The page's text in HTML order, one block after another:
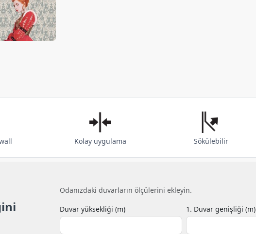
Kolay uygulama Sökülebilir
Odanızdaki duvarların ölçülerini ekleyin.
Duvar yüksekliği (m) 1. Duvar genişliği (m)